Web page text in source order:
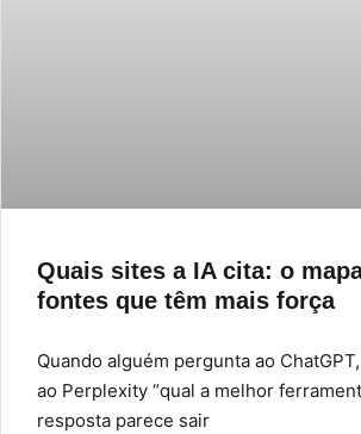
Quais sites a IA cita: o
fontes que têm mais força
Quando alguém pergunta ao
ao Perplexity “qual a melhor
resposta parece sair